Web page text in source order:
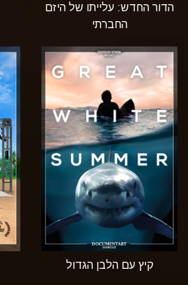
הדור החדש: עלייתו של היזם
החברתי
קיץ עם הלבן הגדול